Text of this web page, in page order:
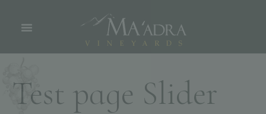
Test page Slider